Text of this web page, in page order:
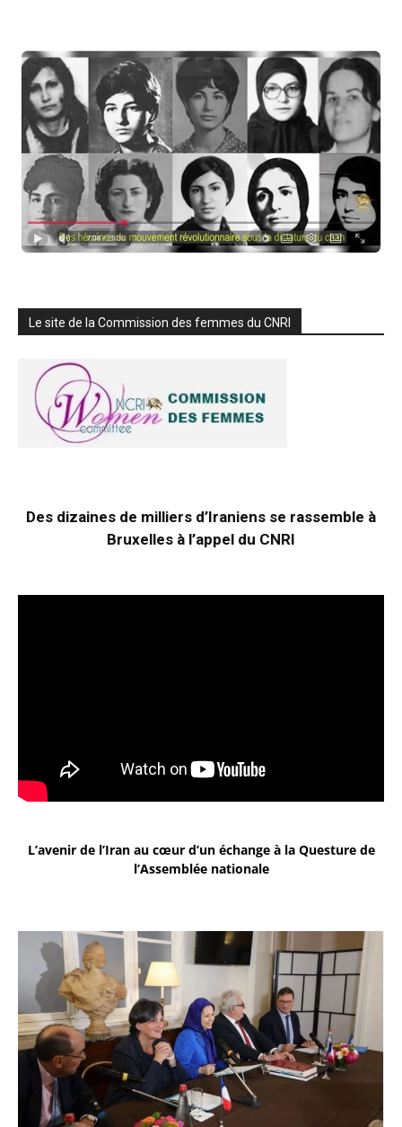
Le site de la Commission des femmes du CNRI
Des dizaines de milliers d’Iraniens se rassemble à
Bruxelles à l’appel du CNRI
L’avenir de l’Iran au cœur d’un échange à la Questure de
l’Assemblée nationale